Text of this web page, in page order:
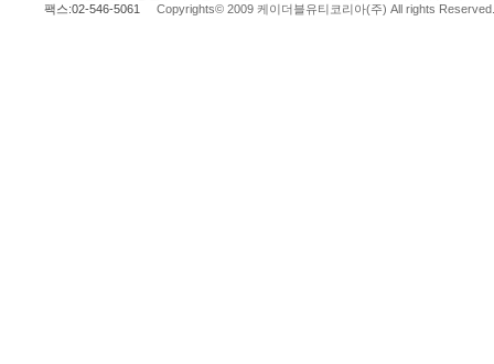
팩스:02-546-5061 Copyrights© 2009 케이더블유티코리아(주) All rights Reserved.